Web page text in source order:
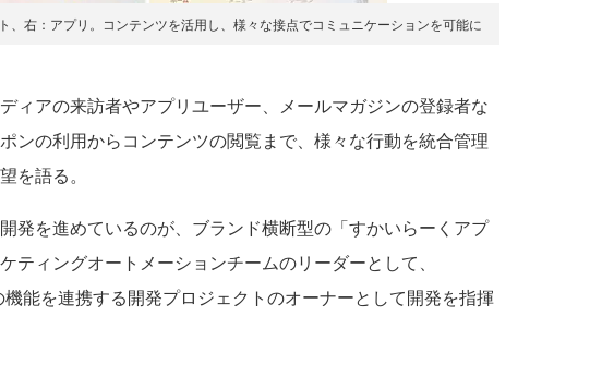
、右：アプリ。コンテンツを活用し、様々な接点でコミュニケーションを可能に
ィアの来訪者やアプリユーザー、メールマガジンの登録者な
ンの利用からコンテンツの閲覧まで、様々な行動を統合管理
を語る。
発を進めているのが、ブランド横断型の「すかいらーくアプ
ティングオートメーションチームのリーダーとして、
能を連携する開発プロジェクトのオーナーとして開発を指揮